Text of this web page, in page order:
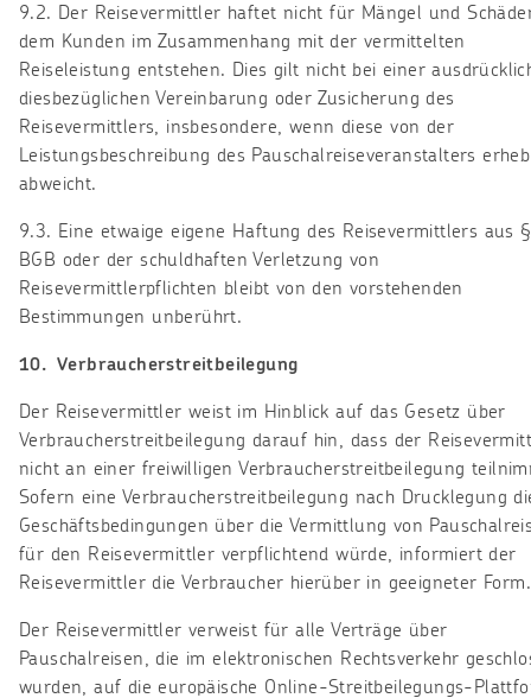
9.2. Der Reisevermittler haftet nicht für Mängel und
dem Kunden im Zusammenhang mit der vermittelten
Reiseleistung entstehen. Dies gilt nicht bei einer
diesbezüglichen Vereinbarung oder Zusicherung des
Reisevermittlers, insbesondere, wenn diese von der
Leistungsbeschreibung des Pauschalreiseveranstalters
abweicht.
9.3. Eine etwaige eigene Haftung des Reisevermittlers aus
BGB oder der schuldhaften Verletzung von
Reisevermittlerpflichten bleibt von den vorstehenden
Bestimmungen unberührt.
10. Verbraucherstreitbeilegung
Der Reisevermittler weist im Hinblick auf das Gesetz über
Verbraucherstreitbeilegung darauf hin, dass der
nicht an einer freiwilligen Verbraucherstreitbeilegung
Sofern eine Verbraucherstreitbeilegung nach Drucklegung
Geschäftsbedingungen über die Vermittlung von
für den Reisevermittler verpflichtend würde, informiert der
Reisevermittler die Verbraucher hierüber in geeigneter Form.
Der Reisevermittler verweist für alle Verträge über
Pauschalreisen, die im elektronischen Rechtsverkehr
wurden, auf die europäische Online-Streitbeilegungs-